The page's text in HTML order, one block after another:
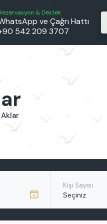
& Destek
ve Çağrı Hattı
542 209 3707
Kişi Sayısı
Seçiniz